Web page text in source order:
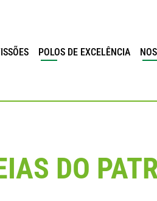
POLOS DE EXCELÊNCIA
DO